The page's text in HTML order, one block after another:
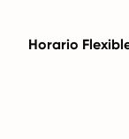
Horario